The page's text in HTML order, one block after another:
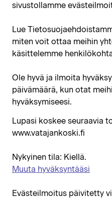
sivustollamme
Lue
miten voit ottaa meihin
käsittelemme
Ole hyvä ja ilmoita
päivämäärä, kun otat
hyväksymiseesi.
Lupasi koskee seuraavia
www.vatajankoski.fi
Nykyinen tila: Kiellä.
Muuta hyväksyntääsi
Evästeilmoitus päivitetty